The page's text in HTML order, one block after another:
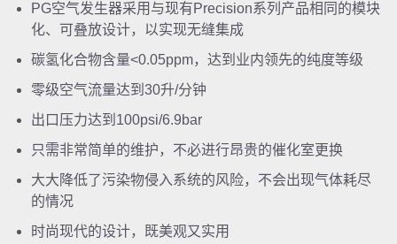
PG空气发生器采用与现有Precision系列产品相同的模块
化、可叠放设计，以实现无缝集成
碳氢化合物含量<0.05ppm，达到业内领先的纯度等级
零级空气流量达到30升/分钟
出口压力达到100psi/6.9bar
只需非常简单的维护，不必进行昂贵的催化室更换
大大降低了污染物侵入系统的风险，不会出现气体耗尽
的情况
时尚现代的设计，既美观又实用